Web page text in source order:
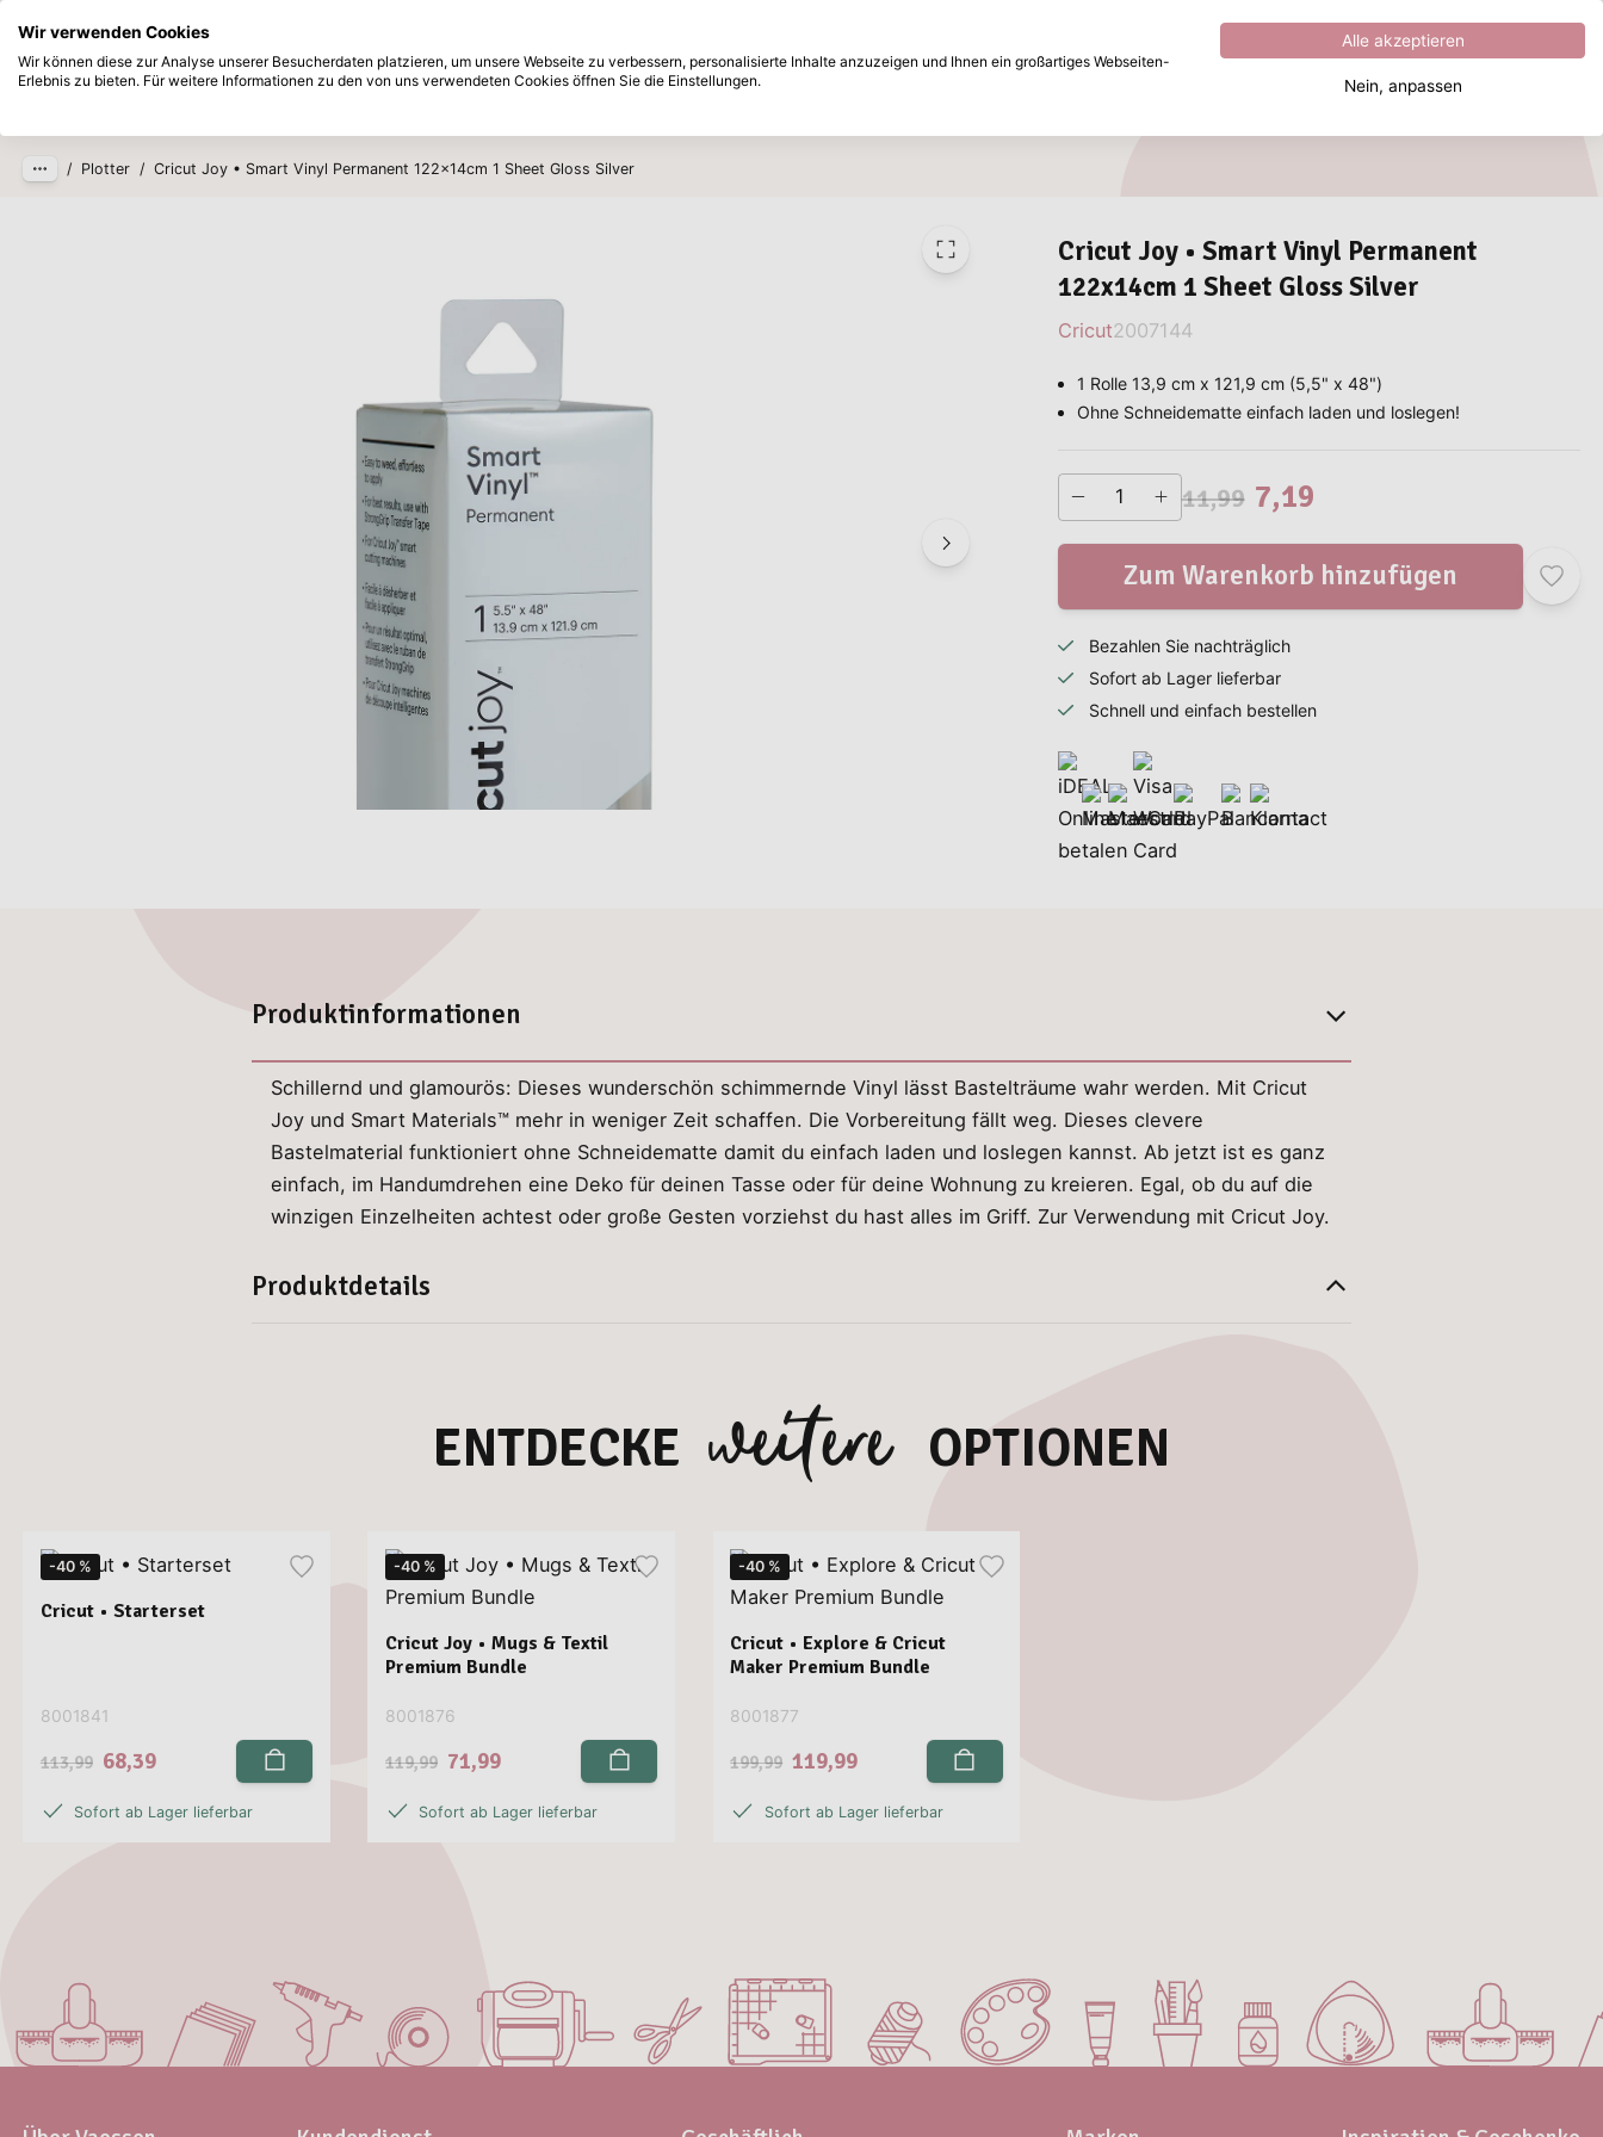
Zum Hauptinhalt springen
Hervorragend 4.8von5
Angebote
/ Plotter / Cricut Joy • Smart Vinyl Permanent 122x14cm 1 Sheet Gloss Silver
Cricut Joy • Smart Vinyl Permanent
122x14cm 1 Sheet Gloss Silver
Cricut2007144
1 Rolle 13,9 cm x 121,9 cm (5,5" x 48")
Ohne Schneidematte einfach laden und loslegen!
11,99 7,19
Zum Warenkorb hinzufügen
Bezahlen Sie nachträglich
Sofort ab Lager lieferbar
Schnell und einfach bestellen
Produktinformationen
Schillernd und glamourös: Dieses wunderschön schimmernde Vinyl lässt Bastelträume wahr werden. Mit Cricut
Joy und Smart Materials™ mehr in weniger Zeit schaffen. Die Vorbereitung fällt weg. Dieses clevere
Bastelmaterial funktioniert ohne Schneidematte damit du einfach laden und loslegen kannst. Ab jetzt ist es ganz
einfach, im Handumdrehen eine Deko für deinen Tasse oder für deine Wohnung zu kreieren. Egal, ob du auf die
winzigen Einzelheiten achtest oder große Gesten vorziehst du hast alles im Griff. Zur Verwendung mit Cricut Joy.
Produktdetails
ENTDECKE weitere OPTIONEN
-40 %
Cricut • Starterset
8001841
113,99 68,39
Sofort ab Lager lieferbar
-40 %
Cricut Joy • Mugs & Textil
Premium Bundle
8001876
119,99 71,99
Sofort ab Lager lieferbar
-40 %
Cricut • Explore & Cricut
Maker Premium Bundle
8001877
199,99 119,99
Sofort ab Lager lieferbar
Wir verwenden Cookies
Wir können diese zur Analyse unserer Besucherdaten platzieren, um unsere Webseite zu verbessern, personalisierte Inhalte anzuzeigen und Ihnen ein großartiges Webseiten-
Erlebnis zu bieten. Für weitere Informationen zu den von uns verwendeten Cookies öffnen Sie die Einstellungen.
Alle akzeptieren
Nein, anpassen